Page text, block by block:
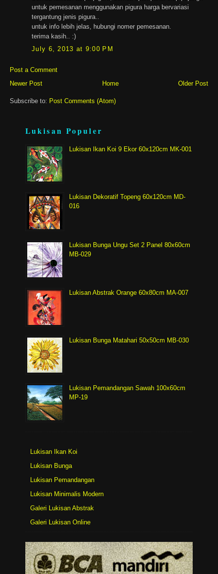
untuk pemesanan menggunakan pigura harga bervariasi
tergantung jenis pigura..
untuk info lebih jelas, hubungi nomer pemesanan.
terima kasih.. :)
July 6, 2013 at 9:00 PM
Post a Comment
Newer Post
Older Post
Home
Subscribe to: Post Comments (Atom)
Lukisan Populer
Lukisan Ikan Koi 9 Ekor 60x120cm MK-001
Lukisan Dekoratif Topeng 60x120cm MD-
016
Lukisan Bunga Ungu Set 2 Panel 80x60cm
MB-029
Lukisan Abstrak Orange 60x80cm MA-007
Lukisan Bunga Matahari 50x50cm MB-030
Lukisan Pemandangan Sawah 100x60cm
MP-19
Lukisan Ikan Koi
Lukisan Bunga
Lukisan Pemandangan
Lukisan Minimalis Modern
Galeri Lukisan Abstrak
Galeri Lukisan Online